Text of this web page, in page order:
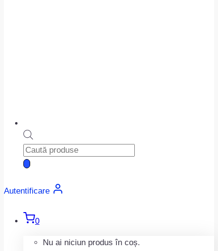
Products
search
Autentificare
0
Nu ai niciun produs în coș.